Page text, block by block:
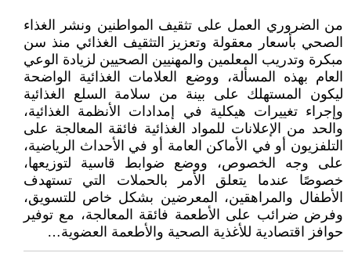
من الضروري العمل على تثقيف المواطنين ونشر الغذاء
الصحي بأسعار معقولة وتعزيز التثقيف الغذائي منذ سن
مبكرة وتدريب المعلمين والمهنيين الصحيين لزيادة الوعي
العام بهذه المسألة، ووضع العلامات الغذائية الواضحة
ليكون المستهلك على بينة من سلامة السلع الغذائية
وإجراء تغييرات هيكلية في إمدادات الأنظمة الغذائية،
والحد من الإعلانات للمواد الغذائية فائقة المعالجة على
التلفزيون أو في الأماكن العامة أو في الأحداث الرياضية،
على وجه الخصوص، ووضع ضوابط قاسية لتوزيعها،
خصوصًا عندما يتعلق الأمر بالحملات التي تستهدف
الأطفال والمراهقين، المعرضين بشكل خاص للتسويق،
وفرض ضرائب على الأطعمة فائقة المعالجة، مع توفير
حوافز اقتصادية للأغذية الصحية والأطعمة العضوية…